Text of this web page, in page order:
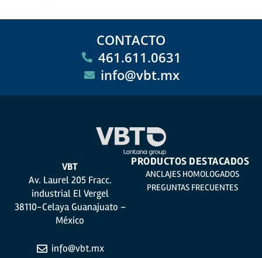
CONTACTO
461.611.0631
info@vbt.mx
VBT
Av. Laurel 205 Fracc.
industrial El Vergel
38110-Celaya Guanajuato –
México
info@vbt.mx
PRODUCTOS DESTACADOS
ANCLAJES HOMOLOGADOS
PREGUNTAS FRECUENTES